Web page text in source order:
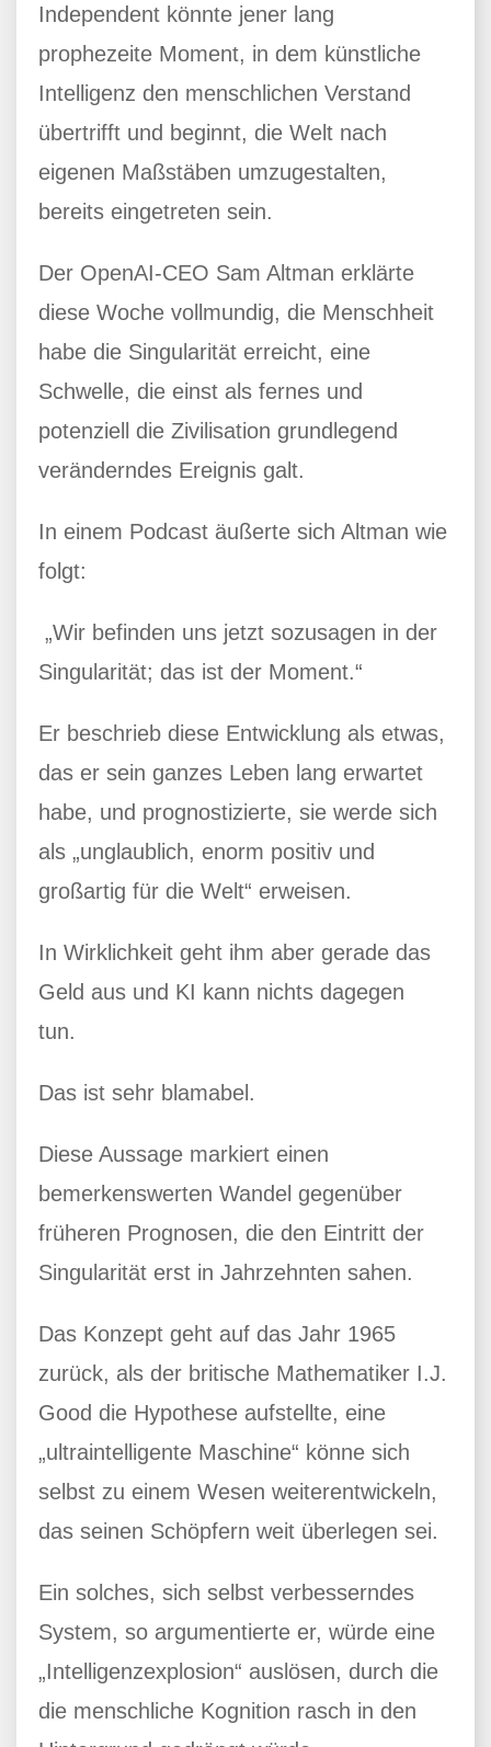
Independent könnte jener lang
prophezeite Moment, in dem künstliche
Intelligenz den menschlichen Verstand
übertrifft und beginnt, die Welt nach
eigenen Maßstäben umzugestalten,
bereits eingetreten sein.
Der OpenAI-CEO Sam Altman erklärte
diese Woche vollmundig, die Menschheit
habe die Singularität erreicht, eine
Schwelle, die einst als fernes und
potenziell die Zivilisation grundlegend
veränderndes Ereignis galt.
In einem Podcast äußerte sich Altman wie
folgt:
„Wir befinden uns jetzt sozusagen in der
Singularität; das ist der Moment.“
Er beschrieb diese Entwicklung als etwas,
das er sein ganzes Leben lang erwartet
habe, und prognostizierte, sie werde sich
als „unglaublich, enorm positiv und
großartig für die Welt“ erweisen.
In Wirklichkeit geht ihm aber gerade das
Geld aus und KI kann nichts dagegen
tun.
Das ist sehr blamabel.
Diese Aussage markiert einen
bemerkenswerten Wandel gegenüber
früheren Prognosen, die den Eintritt der
Singularität erst in Jahrzehnten sahen.
Das Konzept geht auf das Jahr 1965
zurück, als der britische Mathematiker I.J.
Good die Hypothese aufstellte, eine
„ultraintelligente Maschine“ könne sich
selbst zu einem Wesen weiterentwickeln,
das seinen Schöpfern weit überlegen sei.
Ein solches, sich selbst verbesserndes
System, so argumentierte er, würde eine
„Intelligenzexplosion“ auslösen, durch die
die menschliche Kognition rasch in den